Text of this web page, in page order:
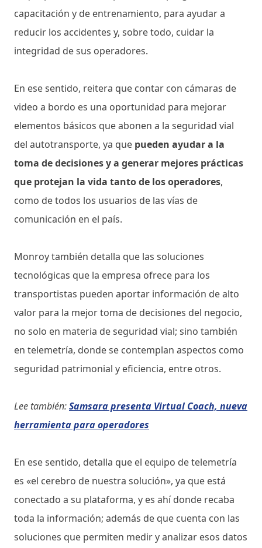
capacitación y de entrenamiento, para ayudar a
reducir los accidentes y, sobre todo, cuidar la
integridad de sus operadores.
En ese sentido, reitera que contar con cámaras de
video a bordo es una oportunidad para mejorar
elementos básicos que abonen a la seguridad vial
del autotransporte, ya que pueden ayudar a la
toma de decisiones y a generar mejores prácticas
que protejan la vida tanto de los operadores,
como de todos los usuarios de las vías de
comunicación en el país.
Monroy también detalla que las soluciones
tecnológicas que la empresa ofrece para los
transportistas pueden aportar información de alto
valor para la mejor toma de decisiones del negocio,
no solo en materia de seguridad vial; sino también
en telemetría, donde se contemplan aspectos como
seguridad patrimonial y eficiencia, entre otros.
Lee también:Samsara presenta Virtual Coach, nueva
herramienta para operadores
En ese sentido, detalla que el equipo de telemetría
es «el cerebro de nuestra solución», ya que está
conectado a su plataforma, y es ahí donde recaba
toda la información; además de que cuenta con las
soluciones que permiten medir y analizar esos datos